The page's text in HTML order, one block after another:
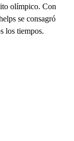
olímpico. Con
se consagró
los tiempos.